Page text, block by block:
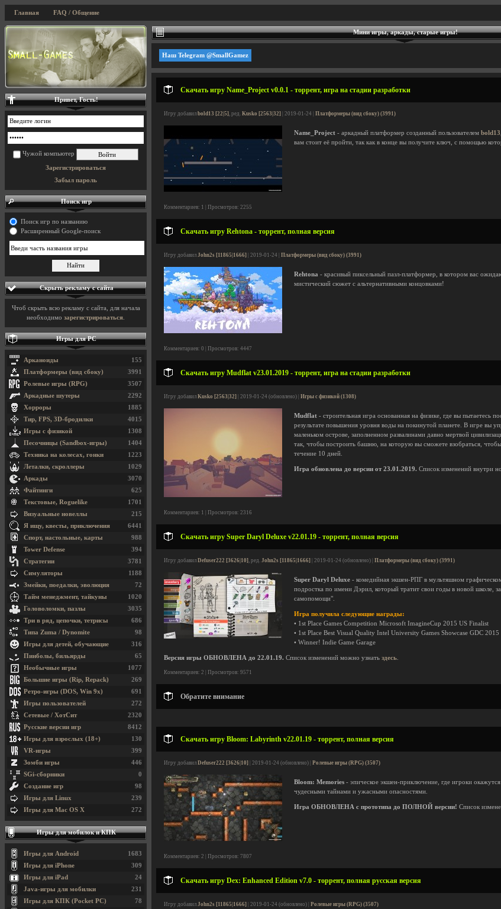
Главная FAQ / Общение
Мини игры, аркады, старые игры!
Наш Telegram @SmallGamez
Скачать игру Name_Project v0.0.1 - торрент, игра на стадии разработки
Игру добавил bold13 [22|5], ред. Kusko [2563|32] | 2019-01-24 | Платформеры (вид сбоку) (3991)
Name_Project - аркадный платформер созданный пользователем bold13
вам стоит её пройти, так как в конце вы получите ключ, с помощью
Комментариев: 1 | Просмотров: 2255
Скачать игру Rehtona - торрент, полная версия
Игру добавил John2s [11865|1666] | 2019-01-24 | Платформеры (вид сбоку) (3991)
Rehtona - красивый пиксельный пазл-платформер, в котором вас
мистический сюжет с альтернативными концовками!
Комментариев: 0 | Просмотров: 4447
Скачать игру Mudflat v23.01.2019 - торрент, игра на стадии разработки
Игру добавил Kusko [2563|32] | 2019-01-24 (обновлено) | Игры с физикой (1308)
Mudflat - строительная игра основанная на физике, где вы пытаетесь
результате повышения уровня воды на покинутой планете. В игре вы
маленьком острове, заполненном развалинами давно мертвой
так, чтобы построить башню, на которую вы сможете взобраться,
течение 10 дней.
Игра обновлена до версии от 23.01.2019. Список изменений внутри
Комментариев: 1 | Просмотров: 2316
Скачать игру Super Daryl Deluxe v22.01.19 - торрент, полная версия
Игру добавил Defuser222 [3626|10], ред. John2s [11865|1666] | 2019-01-24 (обновлено) | Платформеры (вид сбоку) (3991)
Super Daryl Deluxe - комедийная экшен-РПГ в мультяшном
подростка по имени Дэрил, который тратит свои годы в новой школе,
самопомощи".
Игра получила следующие награды:
• 1st Place Games Competition Microsoft ImagineCup 2015 US Finalist
• 1st Place Best Visual Quality Intel University Games Showcase GDC 2015
• Winner! Indie Game Garage
Версия игры ОБНОВЛЕНА до 22.01.19. Список изменений можно узнать здесь
Комментариев: 2 | Просмотров: 9571
Обратите внимание
Скачать игру Bloom: Labyrinth v22.01.19 - торрент, полная версия
Игру добавил Defuser222 [3626|10] | 2019-01-24 (обновлено) | Ролевые игры (RPG) (3507)
Bloom: Memories - эпическое экшен-приключение, где игроки
чудесными тайнами и ужасными опасностями.
Игра ОБНОВЛЕНА с прототипа до ПОЛНОЙ версии! Список
Комментариев: 2 | Просмотров: 7807
Скачать игру Dex: Enhanced Edition v7.0 - торрент, полная русская версия
Игру добавил John2s [11865|1666] | 2019-01-24 (обновлено) | Ролевые игры (RPG) (3507)
Привет, Гость!
Чужой компьютер
Зарегистрироваться
Забыл пароль
Поиск игр
Поиск игр по названию
Расширенный Google-поиск
Скрыть рекламу с сайта
Чтоб скрыть всю рекламу с сайта, для начала
необходимо зарегистрироваться
Игры для PC
155
Арканоиды
3991
Платформеры (вид сбоку)
3507
Ролевые игры (RPG)
2292
Аркадные шутеры
1885
Хорроры
4015
Тир, FPS, 3D-бродилки
1308
Игры с физикой
1404
Песочницы (Sandbox-игры)
1223
Техника на колесах, гонки
1029
Леталки, скроллеры
3070
Аркады
625
Файтинги
1701
Текстовые, Roguelike
215
Визуальные новеллы
6441
Я ищу, квесты, приключения
988
Спорт, настольные, карты
394
Tower Defense
3781
Стратегии
1188
Симуляторы
72
Змейки, поедалки, эволюция
1020
Тайм менеджмент, тайкуны
3035
Головоломки, пазлы
686
Три в ряд, цепочки, тетрисы
98
Типа Zuma / Dynomite
316
Игры для детей, обучающие
65
Пинболы, бильярды
1077
Необычные игры
269
Большие игры (Rip, Repack)
691
Ретро-игры (DOS, Win 9x)
272
Игры пользователей
2320
Сетевые / ХотСит
8412
Русские версии игр
130
Игры для взрослых (18+)
399
VR-игры
446
Зомби игры
0
SGi-сборники
98
Создание игр
239
Игры для Linux
272
Игры для Mac OS X
Игры для мобилок и КПК
1683
Игры для Android
309
Игры для iPhone
24
Игры для iPad
231
Java-игры для мобилки
78
Игры для КПК (Pocket PC)